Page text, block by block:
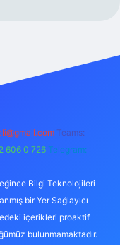
Teams:
606 0 726 Telegram:
Bilgi Teknolojileri
bir Yer Sağlayıcı
içerikleri proaktif
bulunmamaktadır.